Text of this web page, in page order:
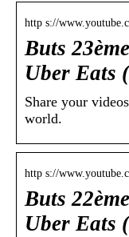
http s://
Buts
Uber Eats
Share your
world.
http s://
Buts
Uber Eats